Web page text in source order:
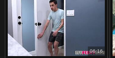
06:16